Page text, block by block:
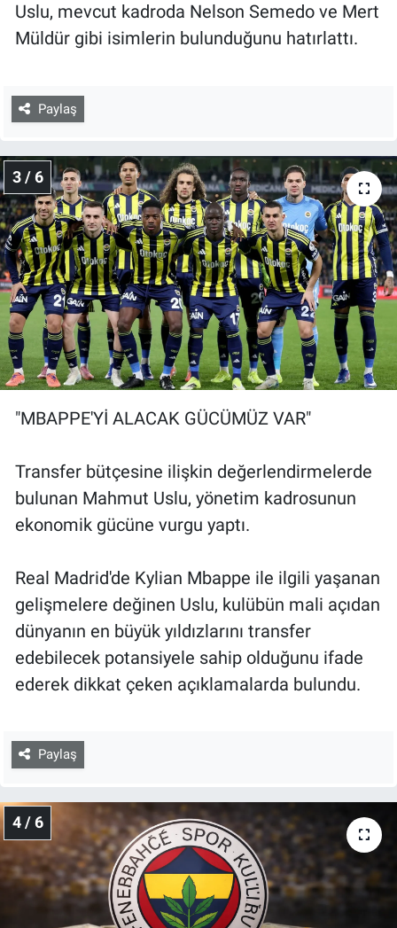
Uslu, mevcut kadroda Nelson Semedo ve Mert
Müldür gibi isimlerin bulunduğunu hatırlattı.
Paylaş
3 / 6
"MBAPPE'Yİ ALACAK GÜCÜMÜZ VAR"
Transfer bütçesine ilişkin değerlendirmelerde
bulunan Mahmut Uslu, yönetim kadrosunun
ekonomik gücüne vurgu yaptı.
Real Madrid'de Kylian Mbappe ile ilgili yaşanan
gelişmelere değinen Uslu, kulübün mali açıdan
dünyanın en büyük yıldızlarını transfer
edebilecek potansiyele sahip olduğunu ifade
ederek dikkat çeken açıklamalarda bulundu.
Paylaş
4 / 6